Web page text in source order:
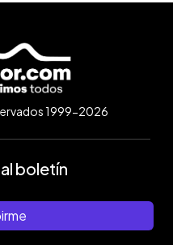
1999-2026
boletín